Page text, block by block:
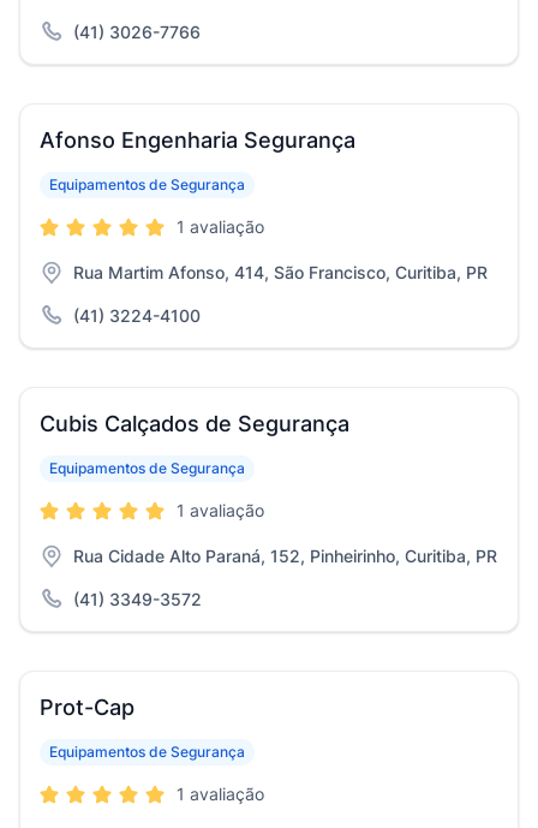
(41) 3026-7766
Afonso Engenharia Segurança
Equipamentos de Segurança
1 avaliação
Rua Martim Afonso, 414, São Francisco, Curitiba, PR
(41) 3224-4100
Cubis Calçados de Segurança
Equipamentos de Segurança
1 avaliação
Rua Cidade Alto Paraná, 152, Pinheirinho, Curitiba, PR
(41) 3349-3572
Prot-Cap
Equipamentos de Segurança
1 avaliação